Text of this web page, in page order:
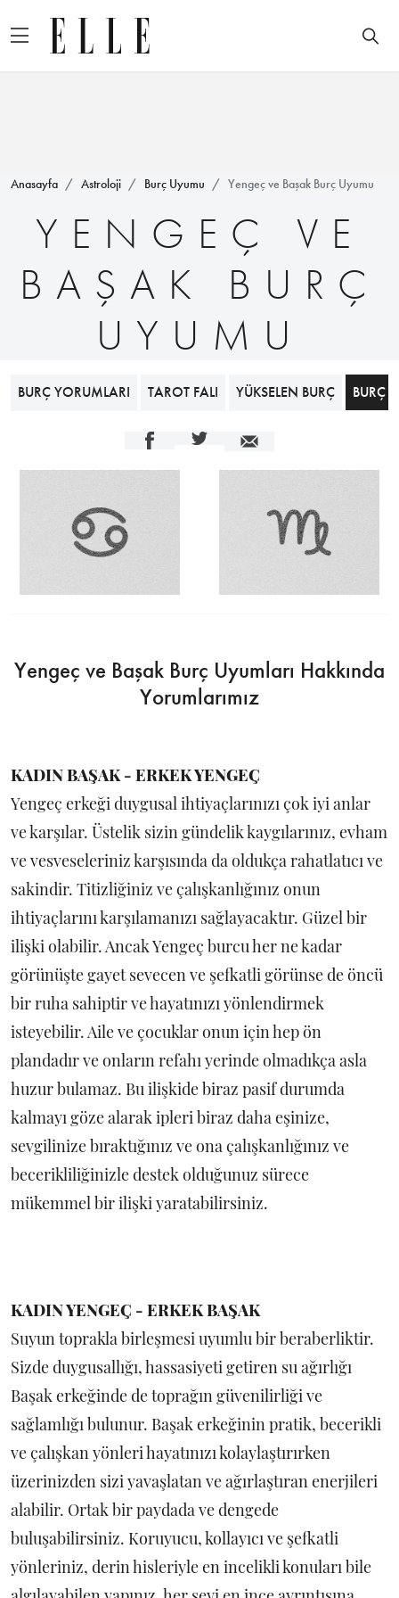
Anasayfa Astroloji Burç Uyumu Yengeç ve Başak Burç Uyumu
YENGEÇ VE
BAŞAK BURÇ
UYUMU
BURÇ YORUMLARI TAROT FALI YÜKSELEN BURÇ BURÇ
Yengeç ve Başak Burç Uyumları Hakkında
Yorumlarımız
KADIN BAŞAK - ERKEK YENGEÇ
Yengeç erkeği duygusal ihtiyaçlarınızı çok iyi anlar
ve karşılar. Üstelik sizin gündelik kaygılarınız, evham
ve vesveseleriniz karşısında da oldukça rahatlatıcı ve
sakindir. Titizliğiniz ve çalışkanlığınız onun
ihtiyaçlarını karşılamanızı sağlayacaktır. Güzel bir
ilişki olabilir. Ancak Yengeç burcu her ne kadar
görünüşte gayet sevecen ve şefkatli görünse de öncü
bir ruha sahiptir ve hayatınızı yönlendirmek
isteyebilir. Aile ve çocuklar onun için hep ön
plandadır ve onların refahı yerinde olmadıkça asla
huzur bulamaz. Bu ilişkide biraz pasif durumda
kalmayı göze alarak ipleri biraz daha eşinize,
sevgilinize bıraktığınız ve ona çalışkanlığınız ve
becerikliliğinizle destek olduğunuz sürece
mükemmel bir ilişki yaratabilirsiniz.
KADIN YENGEÇ - ERKEK BAŞAK
Suyun toprakla birleşmesi uyumlu bir beraberliktir.
Sizde duygusallığı, hassasiyeti getiren su ağırlığı
Başak erkeğinde de toprağın güvenilirliği ve
sağlamlığı bulunur. Başak erkeğinin pratik, becerikli
ve çalışkan yönleri hayatınızı kolaylaştırırken
üzerinizden sizi yavaşlatan ve ağırlaştıran enerjileri
alabilir. Ortak bir paydada ve dengede
buluşabilirsiniz. Koruyucu, kollayıcı ve şefkatli
yönleriniz, derin hisleriyle en incelikli konuları bile